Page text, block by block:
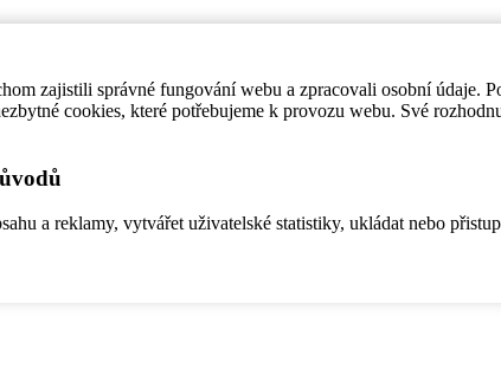
zajistili správné fungování webu a zpracovali osobní údaje.
cookies, které potřebujeme k provozu webu. Své
a reklamy, vytvářet uživatelské statistiky, ukládat nebo